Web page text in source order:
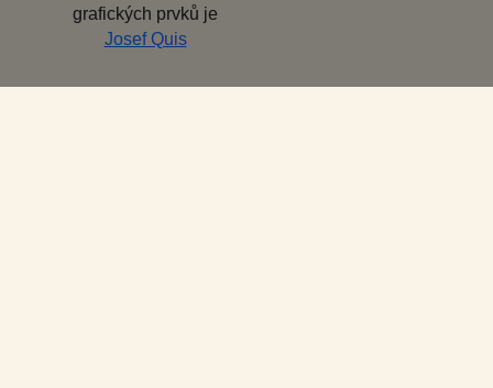
grafických prvků je
Josef Quis